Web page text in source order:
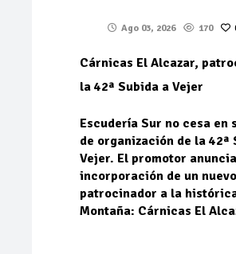
Ago 03, 2026 170
Cárnicas El Alcazar,
la 42ª Subida a Vejer
Escudería Sur no cesa en
de organización de la 42ª
Vejer. El promotor
incorporación de un nuevo
patrocinador a la
Montaña: Cárnicas El